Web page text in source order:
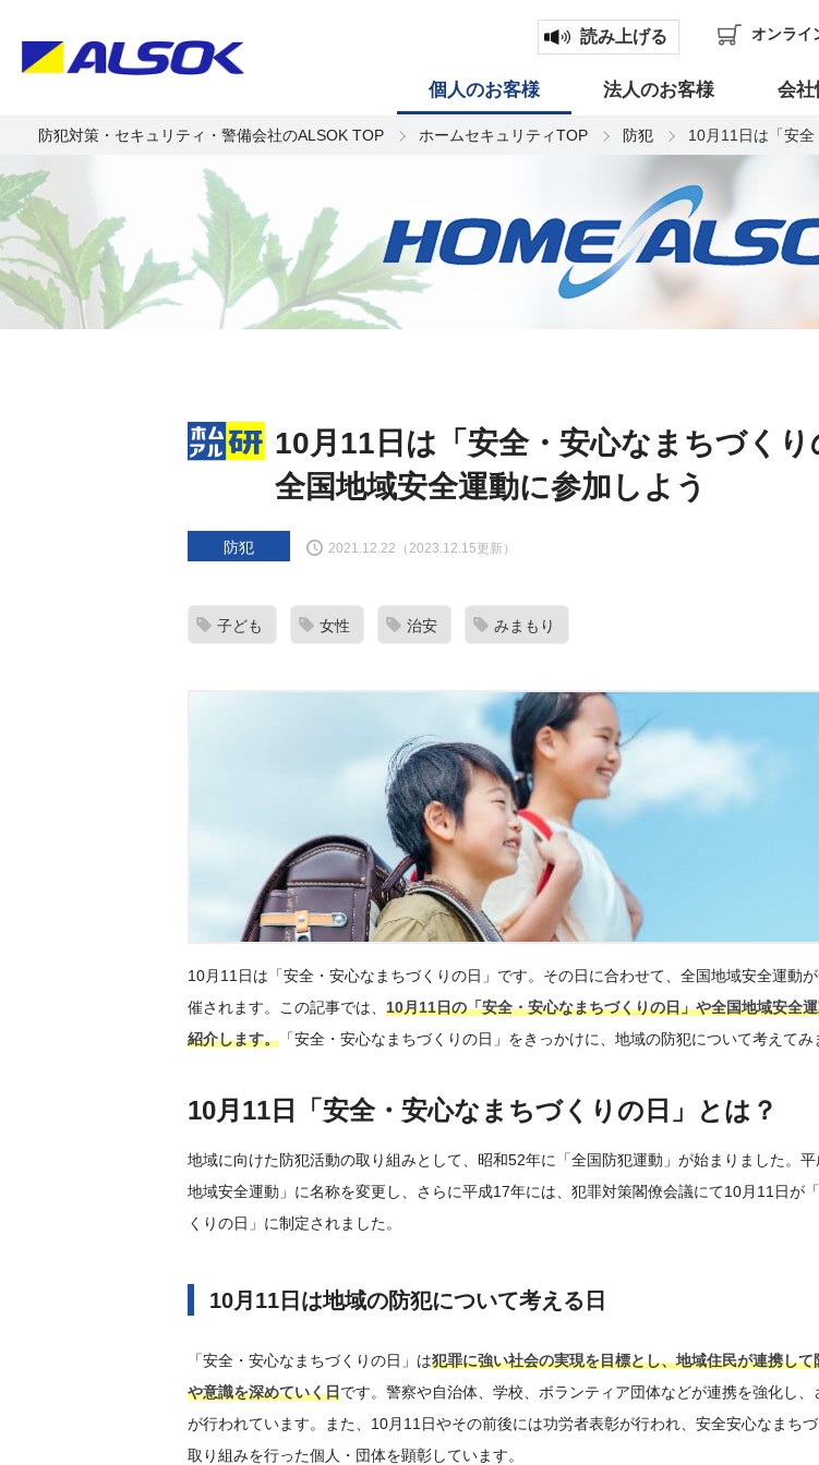
読み上げる オンライ
個人のお客様 法人のお客様 会社
防犯対策・セキュリティ・警備会社のALSOK TOP ホームセキュリティTOP 防犯 10月11日は「安
10月11日は「安全・安心なまちづくり
全国地域安全運動に参加しよう
防犯 2021.12.22（2023.12.15更新）
子ども 女性 治安 みまもり
10月11日は「安全・安心なまちづくりの日」です。その日に合わせて、全国地域安全運動
催されます。この記事では、 10月11日の「安全・安心なまちづくりの日」や全国地域安全
紹介します。 「安全・安心なまちづくりの日」をきっかけに、地域の防犯について考えてみ
10月11日「安全・安心なまちづくりの日」とは？
地域に向けた防犯活動の取り組みとして、昭和52年に「全国防犯運動」が始まりました。
地域安全運動」に名称を変更し、さらに平成17年には、犯罪対策閣僚会議にて10月11日が
くりの日」に制定されました。
10月11日は地域の防犯について考える日
「安全・安心なまちづくりの日」は犯罪に強い社会の実現を目標とし、地域住民が連携し
や意識を深めていく日です。警察や自治体、学校、ボランティア団体などが連携を強化し、
が行われています。また、10月11日やその前後には功労者表彰が行われ、安全安心なまち
取り組みを行った個人・団体を顕彰しています。